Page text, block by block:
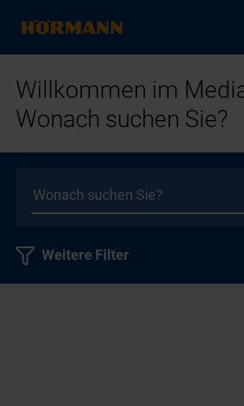
Willkommen im
Wonach suchen Sie?
Weitere Filter